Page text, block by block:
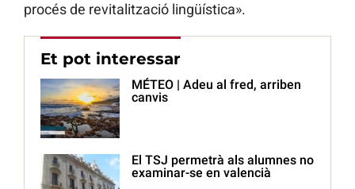
procés de revitalització lingüística».
Et pot interessar
MÉTEO | Adeu al fred, arriben
canvis
El TSJ permetrà als alumnes no
examinar-se en valencià